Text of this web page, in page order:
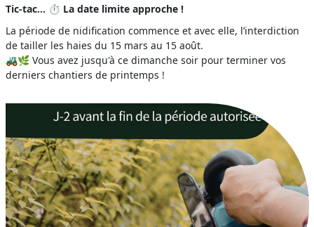
Tic-tac... ⏱️ La date limite approche !
La période de nidification commence et avec elle, l’interdiction
de tailler les haies du 15 mars au 15 août.
🚜🌿 Vous avez jusqu'à ce dimanche soir pour terminer vos
derniers chantiers de printemps !